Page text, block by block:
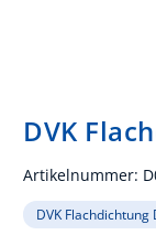
DVK
Artikelnummer:
DVK Flachdichtung